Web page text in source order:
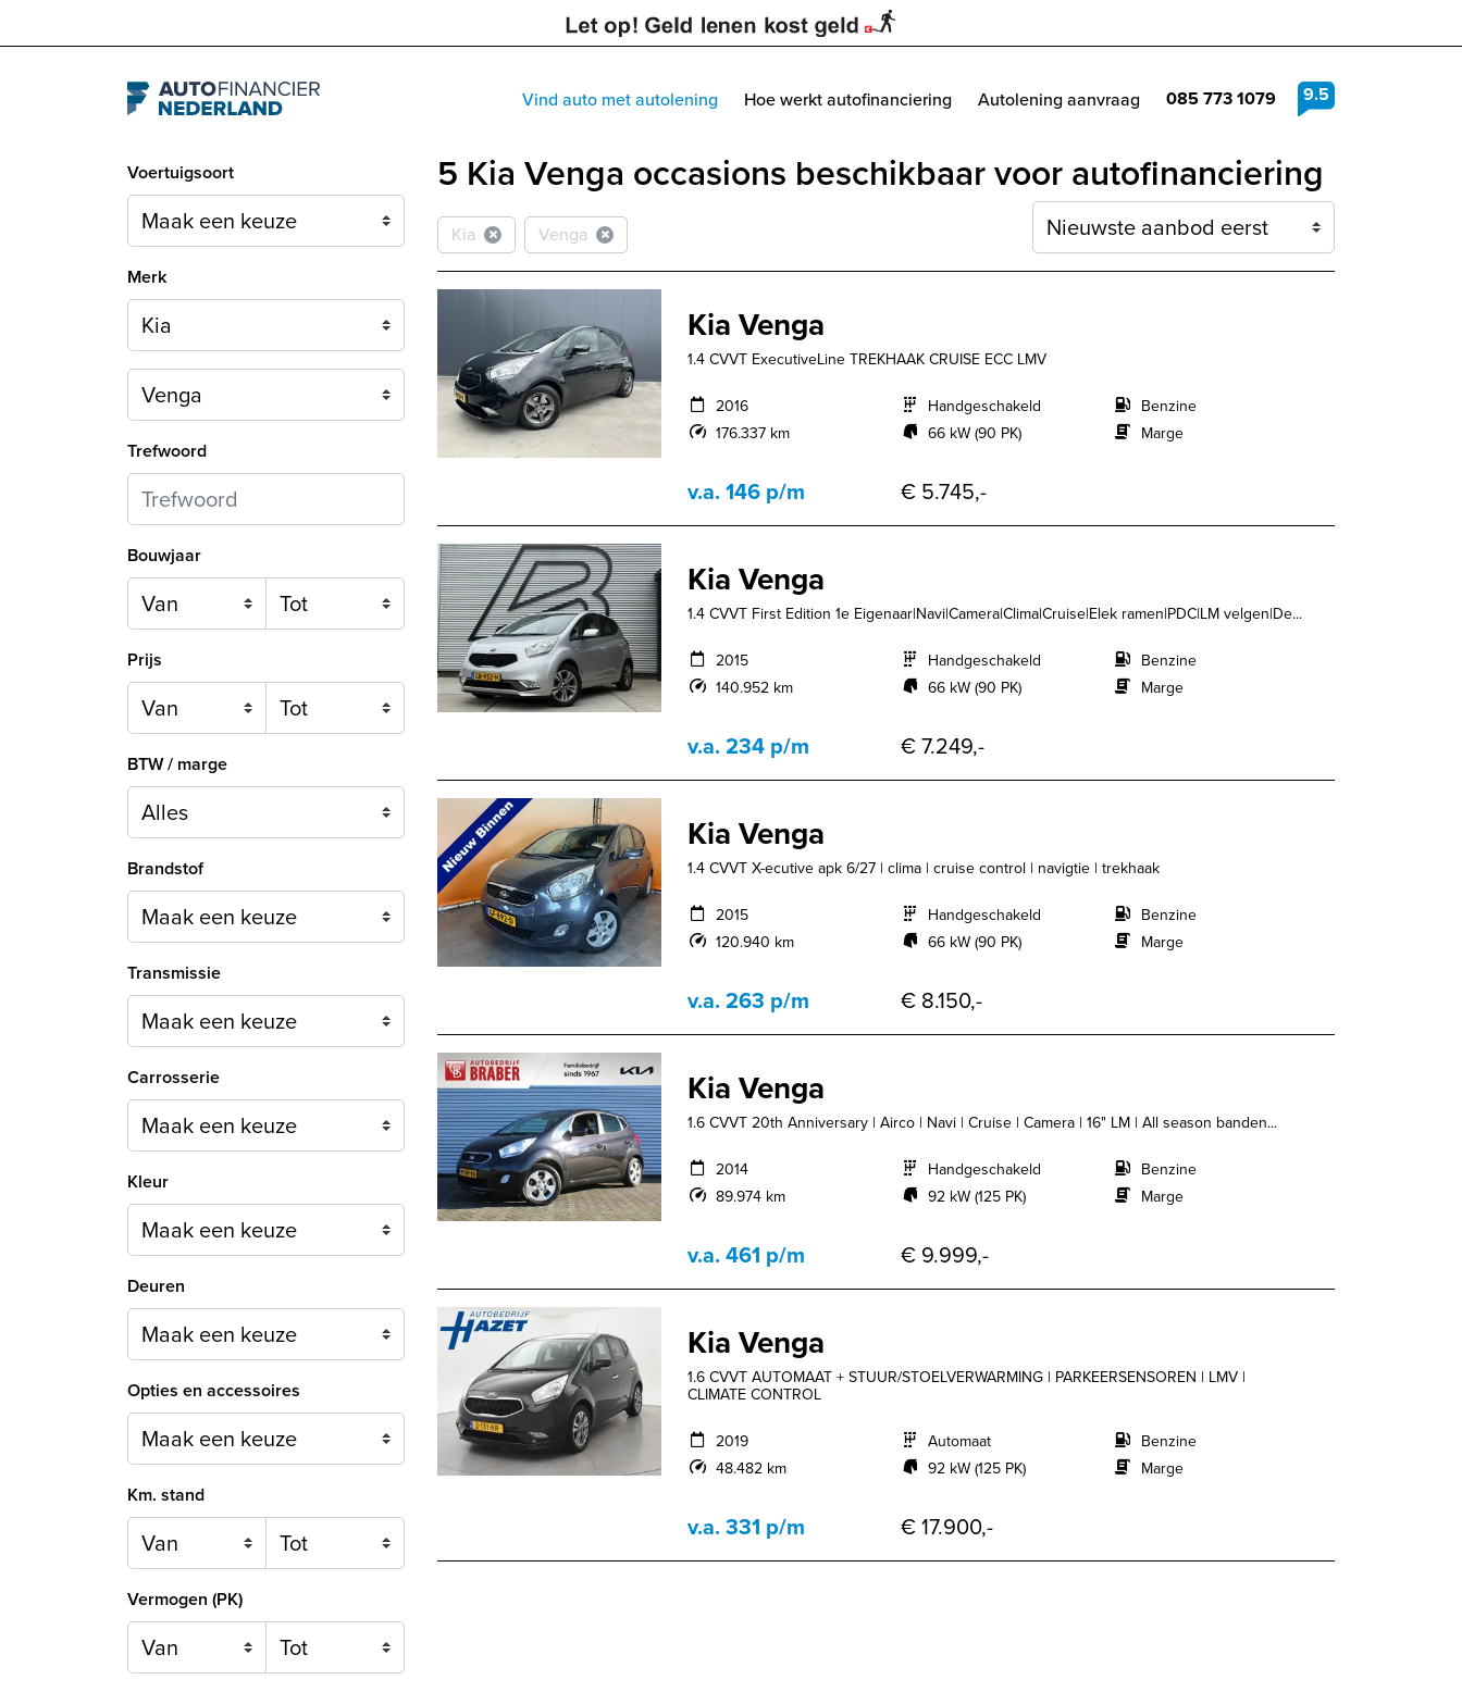
Navigation 9.5
Vind auto met autolening Hoe werkt autofinanciering Autolening aanvraag 085 773 1079
Voertuigsoort
Merk
Trefwoord
Bouwjaar
Prijs
BTW / marge
Brandstof
Maak een keuze
Transmissie
Carrosserie
Maak een keuze
Kleur
Maak een keuze
Deuren
Maak een keuze
Opties en accessoires
Maak een keuze
Km. stand
Vermogen (PK)
5 Kia Venga occasions beschikbaar voor autofinanciering
Kia Venga
Sortering
Kia Venga
1.4 CVVT ExecutiveLine TREKHAAK CRUISE ECC LMV
2016
176.337 km
Handgeschakeld
66 kW (90 PK)
Benzine
Marge
v.a. 146 p/m € 5.745,-
Kia Venga
1.4 CVVT First Edition 1e Eigenaar|Navi|Camera|Clima|Cruise|Elek ramen|PDC|LM velgen|De...
2015
140.952 km
Handgeschakeld
66 kW (90 PK)
Benzine
Marge
v.a. 234 p/m € 7.249,-
Kia Venga
1.4 CVVT X-ecutive apk 6/27 | clima | cruise control | navigtie | trekhaak
2015
120.940 km
Handgeschakeld
66 kW (90 PK)
Benzine
Marge
v.a. 263 p/m € 8.150,-
Kia Venga
1.6 CVVT 20th Anniversary | Airco | Navi | Cruise | Camera | 16" LM | All season banden...
2014
89.974 km
Handgeschakeld
92 kW (125 PK)
Benzine
Marge
v.a. 461 p/m € 9.999,-
Kia Venga
1.6 CVVT AUTOMAAT + STUUR/STOELVERWARMING | PARKEERSENSOREN | LMV |
CLIMATE CONTROL
2019
48.482 km
Automaat
92 kW (125 PK)
Benzine
Marge
v.a. 331 p/m € 17.900,-